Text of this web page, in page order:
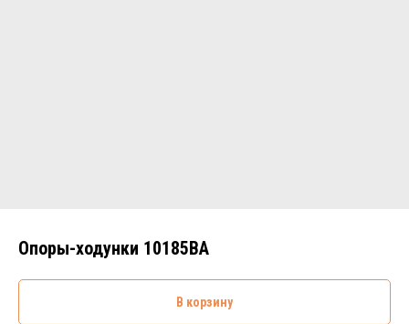
Опоры-ходунки 10185BA
В корзину